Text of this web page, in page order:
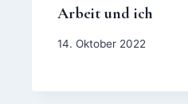
Arbeit und ich
14. Oktober 2022